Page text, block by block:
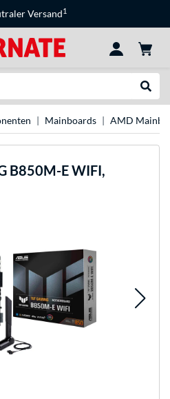
Versand1
Mainboards AMD
B850M-E WIFI,